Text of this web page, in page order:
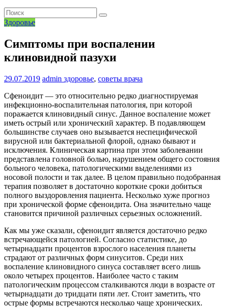
Здоровье
Симптомы при воспалении
клиновидной пазухи
29.07.2019 admin здоровье, советы врача
Сфеноидит — это относительно редко диагностируемая
инфекционно-воспалительная патология, при которой
поражается клиновидный синус. Данное воспаление может
иметь острый или хронический характер. В подавляющем
большинстве случаев оно вызывается неспецифической
вирусной или бактериальной флорой, однако бывают и
исключения. Клиническая картина при этом заболевании
представлена головной болью, нарушением общего состояния
больного человека, патологическими выделениями из
носовой полости и так далее. В целом правильно подобранная
терапия позволяет в достаточно короткие сроки добиться
полного выздоровления пациента. Несколько хуже прогноз
при хронической форме сфеноидита. Она значительно чаще
становится причиной различных серьезных осложнений.
Как мы уже сказали, сфеноидит является достаточно редко
встречающейся патологией. Согласно статистике, до
четырнадцати процентов взрослого населения планеты
страдают от различных форм синуситов. Среди них
воспаление клиновидного синуса составляет всего лишь
около четырех процентов. Наиболее часто с таким
патологическим процессом сталкиваются люди в возрасте от
четырнадцати до тридцати пяти лет. Стоит заметить, что
острые формы встречаются несколько чаще хронических.